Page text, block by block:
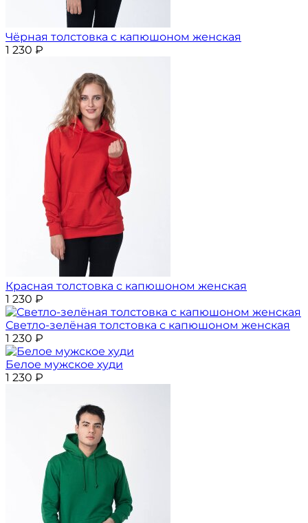
Чёрная толстовка с капюшоном женская
1 230 ₽
Красная толстовка с капюшоном женская
1 230 ₽
Светло-зелёная толстовка с капюшоном женская
1 230 ₽
Белое мужское худи
1 230 ₽